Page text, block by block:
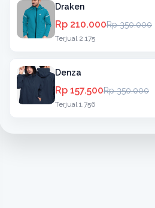
Draken
Rp 210.000Rp 350.000
Terjual 2.175
Denza
Rp 157.500Rp 350.000
Terjual 1.756